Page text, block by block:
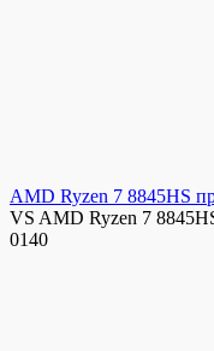
AMD Ryzen 7 8845HS
VS AMD Ryzen 7
0140